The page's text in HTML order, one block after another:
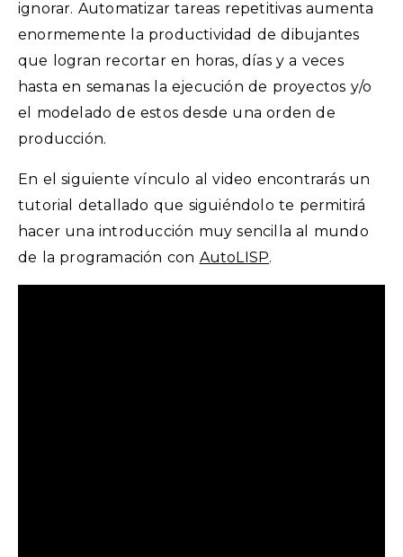
ignorar. Automatizar tareas repetitivas aumenta
enormemente la productividad de dibujantes
que logran recortar en horas, días y a veces
hasta en semanas la ejecución de proyectos y/o
el modelado de estos desde una orden de
producción.
En el siguiente vínculo al video encontrarás un
tutorial detallado que siguiéndolo te permitirá
hacer una introducción muy sencilla al mundo
de la programación con AutoLISP.